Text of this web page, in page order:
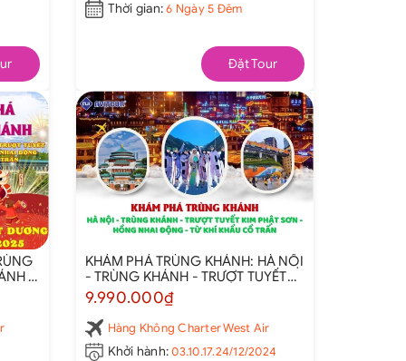
Thời gian:6 Ngày 5 Đêm
Đặt Tour
-
KHÁM PHÁ TRÙNG KHÁNH: HÀ NỘI
- TRÙNG KHÁNH - TRƯỢT TUYẾT
KIM PHẬT SƠN - HỒNG NHAI
ĐỘNG - TỪ KHÍ KHẨU CỔ TRẤN
9.990.000₫
Hàng Không Charter West Air
Khởi hành:03.10.17.24/12/2024